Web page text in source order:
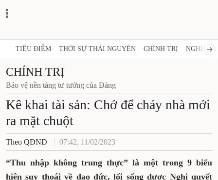
TIÊU ĐIỂM THỜI SỰ THÁI NGUYÊN CHÍNH TRỊ NGHỊ
CHÍNH TRỊ
Bảo vệ nền tảng tư tưởng của Đảng
Kê khai tài sản: Chớ để cháy nhà mới
ra mặt chuột
Theo QĐND 07:42, 11/02/2023
“Thu nhập không trung thực” là một trong 9 biểu
hiện suy thoái về đạo đức, lối sống được Nghị quyết